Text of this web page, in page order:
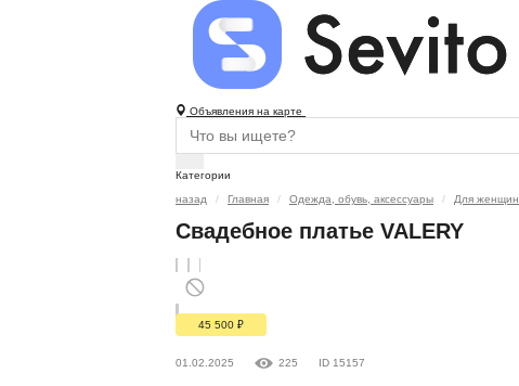
Объявления на карте
Категории
назад
Главная Одежда, обувь, аксессуары Для женщин
Свадебное платье VALERY
45 500 ₽
01.02.2025 225 ID 15157